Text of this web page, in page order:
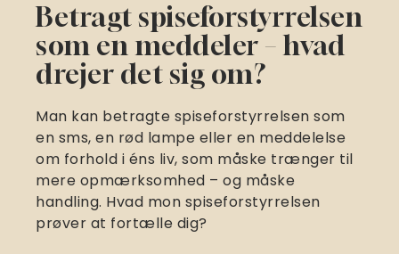
Betragt spiseforstyrrelsen
som en meddeler – hvad
drejer det sig om?
Man kan betragte spiseforstyrrelsen som
en sms, en rød lampe eller en meddelelse
om forhold i éns liv, som måske trænger til
mere opmærksomhed – og måske
handling. Hvad mon spiseforstyrrelsen
prøver at fortælle dig?